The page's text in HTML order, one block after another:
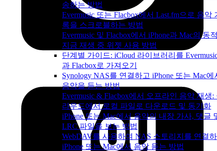
송하는 방법
Evermusic 또는 Flacbox에서 Last.fm으로 음악
록을 스크로블하는 방법
Evermusic 및 Flacbox에서 iPhone과 Mac의 동
지금 재생 중 위젯 사용 방법
단계별 가이드: iCloud 라이브러리를
과 Flacbox로 가져오기
Synology NAS를 연결하고 iPhone 또는 Mac에
음악을 듣는 방법
Evermusic & Flacbox에서 오프라인 음악 재생:
라우드에서 로컬 파일로 다운로드 및 동기화
iPhone 또는 Mac에서 음악의 내장 가사, 댓글
LRC 파일을 보는 방법
WebDAV를 사용하여 NAS 스토리지를 연결
iPhone 또는 Mac에서 음악 듣는 방법